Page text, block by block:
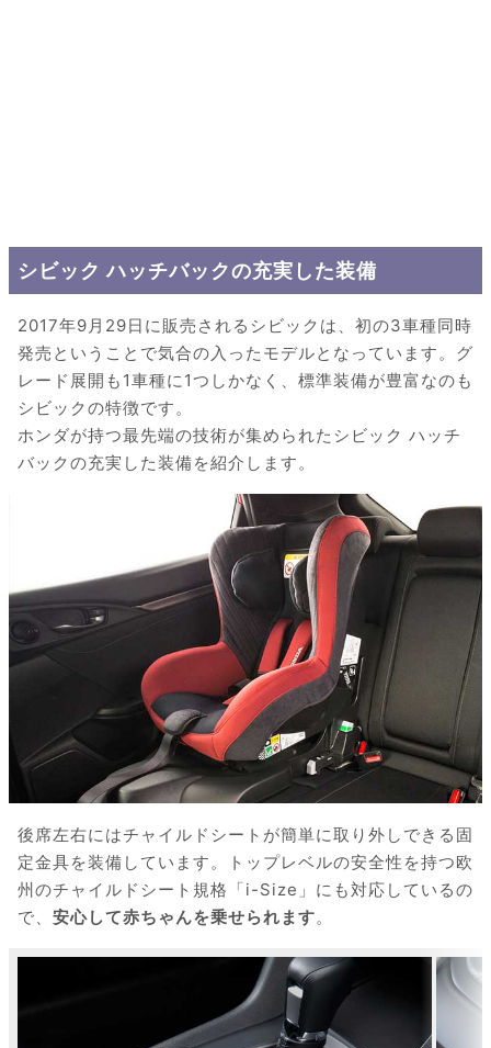
シビック ハッチバックの充実した装備
2017年9月29日に販売されるシビックは、初の3車種同時
発売ということで気合の入ったモデルとなっています。グ
レード展開も1車種に1つしかなく、標準装備が豊富なのも
シビックの特徴です。
ホンダが持つ最先端の技術が集められたシビック ハッチ
バックの充実した装備を紹介します。
後席左右にはチャイルドシートが簡単に取り外しできる固
定金具を装備しています。トップレベルの安全性を持つ欧
州のチャイルドシート規格「i-Size」にも対応しているの
で、 安心して赤ちゃんを乗せられます。